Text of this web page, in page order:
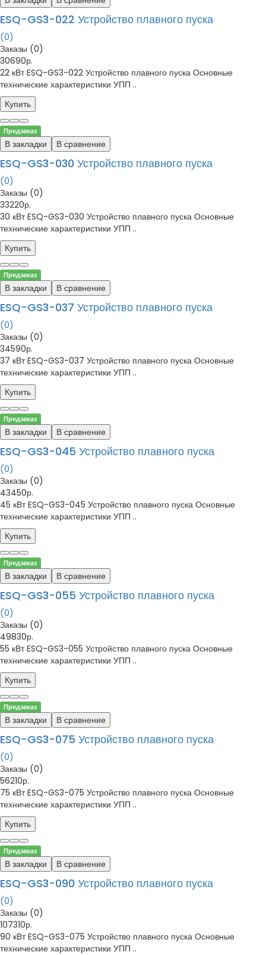
ESQ-GS3-022 Устройство плавного пуска
(0)
Заказы (0)
30690р.
22 кВт ESQ-GS3-022 Устройство плавного пуска Основные
технические характеристики УПП ..
Купить
Предзаказ
В закладки В сравнение
ESQ-GS3-030 Устройство плавного пуска
(0)
Заказы (0)
33220р.
30 кВт ESQ-GS3-030 Устройство плавного пуска Основные
технические характеристики УПП ..
Купить
Предзаказ
В закладки В сравнение
ESQ-GS3-037 Устройство плавного пуска
(0)
Заказы (0)
34590р.
37 кВт ESQ-GS3-037 Устройство плавного пуска Основные
технические характеристики УПП ..
Купить
Предзаказ
В закладки В сравнение
ESQ-GS3-045 Устройство плавного пуска
(0)
Заказы (0)
43450р.
45 кВт ESQ-GS3-045 Устройство плавного пуска Основные
технические характеристики УПП ..
Купить
Предзаказ
В закладки В сравнение
ESQ-GS3-055 Устройство плавного пуска
(0)
Заказы (0)
49830р.
55 кВт ESQ-GS3-055 Устройство плавного пуска Основные
технические характеристики УПП ..
Купить
Предзаказ
В закладки В сравнение
ESQ-GS3-075 Устройство плавного пуска
(0)
Заказы (0)
56210р.
75 кВт ESQ-GS3-075 Устройство плавного пуска Основные
технические характеристики УПП ..
Купить
Предзаказ
В закладки В сравнение
ESQ-GS3-090 Устройство плавного пуска
(0)
Заказы (0)
107310р.
90 кВт ESQ-GS3-075 Устройство плавного пуска Основные
технические характеристики УПП ..